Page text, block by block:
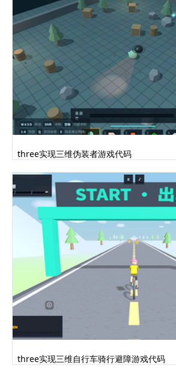
font-size: clamp(0.85rem,
color:
margin-bottom: 32px;
请登录后点击上方下载按钮下载查看
three实现三维伪装者游戏代码
three实现三维自行车骑行避障游戏代码